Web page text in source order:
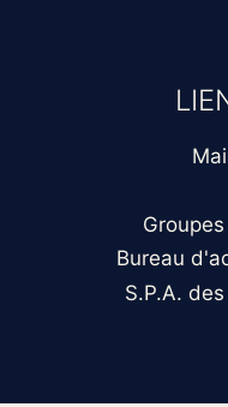
Bureau
S.P.A.